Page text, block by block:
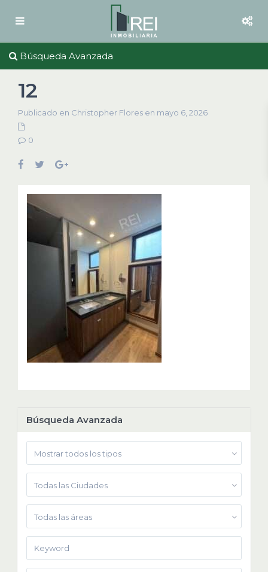
Búsqueda Avanzada
12
Publicado en Christopher Flores en mayo 6, 2026
0
Búsqueda Avanzada
Mostrar todos los tipos
Todas las Ciudades
Todas las áreas